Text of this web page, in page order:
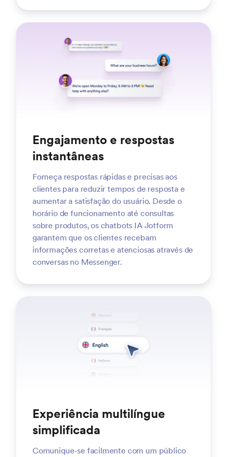
Engajamento e respostas
instantâneas
Forneça respostas rápidas e precisas aos
clientes para reduzir tempos de resposta e
aumentar a satisfação do usuário. Desde o
horário de funcionamento até consultas
sobre produtos, os chatbots IA Jotform
garantem que os clientes recebam
informações corretas e atenciosas através de
conversas no Messenger.
Experiência multilíngue
simplificada
Comunique-se facilmente com um público